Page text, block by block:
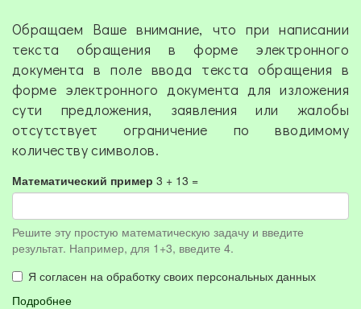
Обращаем Ваше внимание, что при написании
текста обращения в форме электронного
документа в поле ввода текста обращения в
форме электронного документа для изложения
сути предложения, заявления или жалобы
отсутствует ограничение по вводимому
количеству символов.
Математический пример 3 + 13 =
Решите эту простую математическую задачу и введите
результат. Например, для 1+3, введите 4.
Я согласен на обработку своих персональных данных
Подробнее